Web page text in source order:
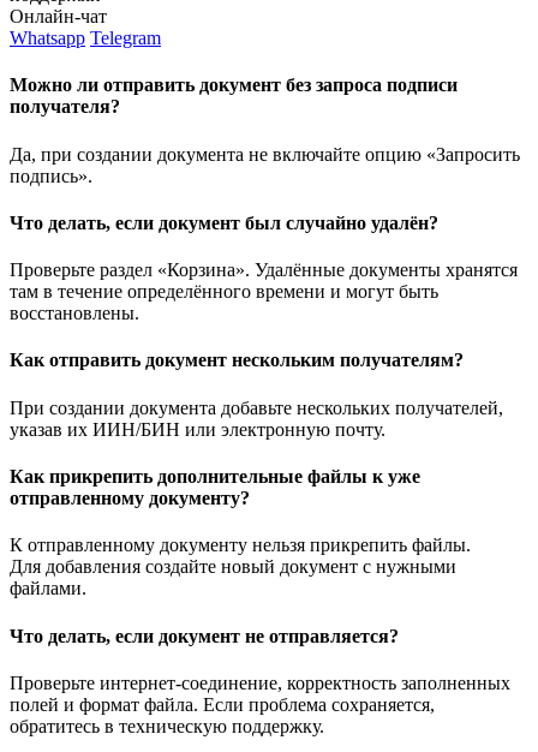
Онлайн-чат
Whatsapp Telegram
Можно ли отправить документ без запроса подписи
получателя?
Да, при создании документа не включайте опцию «Запросить
подпись».
Что делать, если документ был случайно удалён?
Проверьте раздел «Корзина». Удалённые документы хранятся
там в течение определённого времени и могут быть
восстановлены.
Как отправить документ нескольким получателям?
При создании документа добавьте нескольких получателей,
указав их ИИН/БИН или электронную почту.
Как прикрепить дополнительные файлы к уже
отправленному документу?
К отправленному документу нельзя прикрепить файлы.
Для добавления создайте новый документ с нужными
файлами.
Что делать, если документ не отправляется?
Проверьте интернет-соединение, корректность заполненных
полей и формат файла. Если проблема сохраняется,
обратитесь в техническую поддержку.